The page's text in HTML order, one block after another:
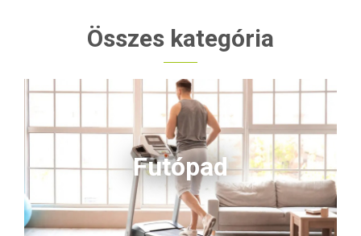
Összes kategória
Futópad